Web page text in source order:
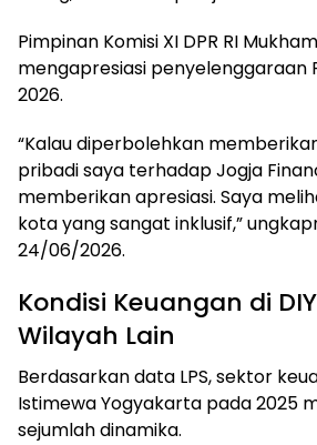
Pimpinan Komisi XI DPR RI
mengapresiasi penyelenggaraan
2026.
“Kalau diperbolehkan
pribadi saya terhadap Jogja
memberikan apresiasi. Saya
kota yang sangat inklusif,”
24/06/2026.
Kondisi Keuangan di
Wilayah Lain
Berdasarkan data LPS, sektor
Istimewa Yogyakarta pada 2025
sejumlah dinamika.